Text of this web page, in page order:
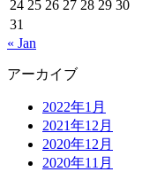
24 25 26 27 28 29 30
31
« Jan
アーカイブ
2022年1月
2021年12月
2020年12月
2020年11月